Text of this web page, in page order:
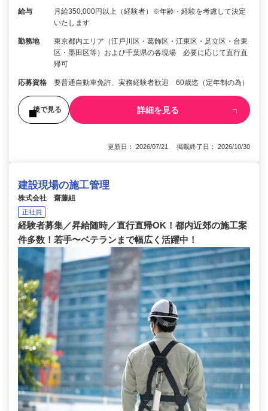
給与
月給350,000円以上（経験者）※年齢・経験を考慮して決定
いたします
勤務地
東京都内エリア（江戸川区・葛飾区・江東区・足立区・台東
区・墨田区等）および千葉県の各現場 必要に応じて直行直
帰可
応募資格 要普通自動車免許、実務経験者歓迎 60歳迄（定年制の為）
後で見る 詳細を見る
更新日： 2026/07/21 掲載終了日： 2026/10/30
建設現場の施工管理
株式会社 齋藤組
正社員
経験者募集／昇給随時／直行直帰OK！都内近郊の施工案
件多数！若手〜ベテランまで幅広く活躍中！